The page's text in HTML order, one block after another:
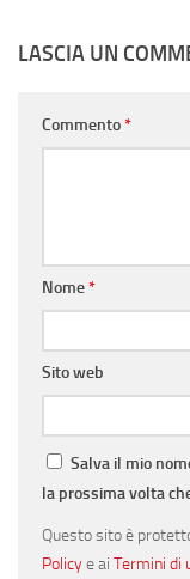
LASCIA UN
Commento*
Nome*
Sito web
Salva il mio
la prossima volta
Questo sito è
Policye ai Termini di